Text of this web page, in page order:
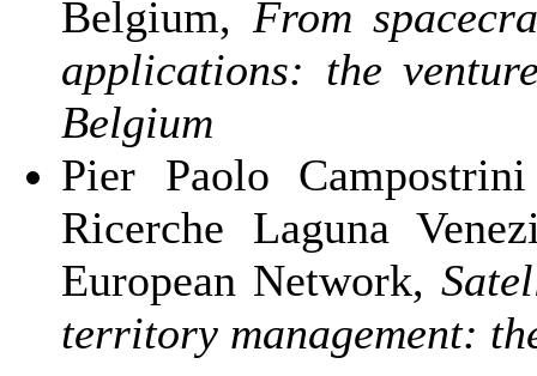
Belgium, From
applications: the
Belgium
Pier Paolo
Ricerche Laguna
European Network,
territory management: